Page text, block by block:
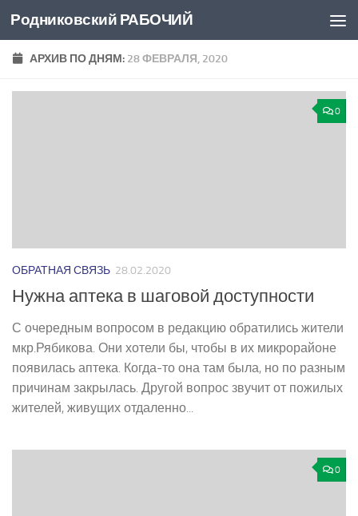
Перейти к содержимому
Родниковский РАБОЧИЙ
АРХИВ ПО ДНЯМ: 28 ФЕВРАЛЯ, 2020
0
ОБРАТНАЯ СВЯЗЬ 28.02.2020
Нужна аптека в шаговой доступности
С очередным вопросом в редакцию обратились жители
мкр.Рябикова. Они хотели бы, чтобы в их микрорайоне
появилась аптека. Когда-­то она там была, но по разным
причинам закрылась. Другой вопрос звучит от пожилых
жителей, живущих отдаленно...
0